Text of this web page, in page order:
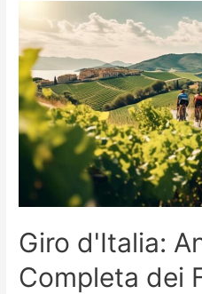
Quote
del
Giro
d'Italia
Giro d'Italia:
Completa dei